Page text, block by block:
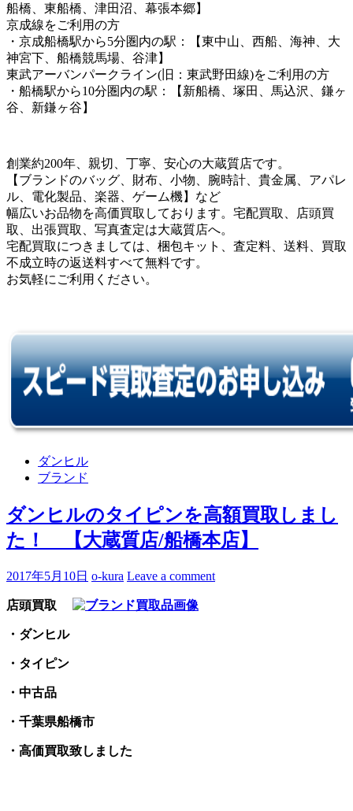
船橋、東船橋、津田沼、幕張本郷】
京成線をご利用の方
・京成船橋駅から5分圏内の駅：【東中山、西船、海神、大
神宮下、船橋競馬場、谷津】
東武アーバンパークライン(旧：東武野田線)をご利用の方
・船橋駅から10分圏内の駅：【新船橋、塚田、馬込沢、鎌ヶ
谷、新鎌ヶ谷】
創業約200年、親切、丁寧、安心の大蔵質店です。
【ブランドのバッグ、財布、小物、腕時計、貴金属、アパレ
ル、電化製品、楽器、ゲーム機】など
幅広いお品物を高価買取しております。宅配買取、店頭買
取、出張買取、写真査定は大蔵質店へ。
宅配買取につきましては、梱包キット、査定料、送料、買取
不成立時の返送料すべて無料です。
お気軽にご利用ください。
ダンヒル
ブランド
ダンヒルのタイピンを高額買取しまし
た！ 【大蔵質店/船橋本店】
2017年5月10日 o-kura Leave a comment
店頭買取
・ダンヒル
・タイピン
・中古品
・千葉県船橋市
・高価買取致しました